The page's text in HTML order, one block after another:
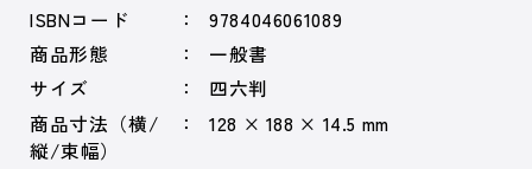
ISBNコード
9784046061089
商品形態
一般書
サイズ
四六判
商品寸法（横/
縦/束幅）
128 × 188 × 14.5 mm